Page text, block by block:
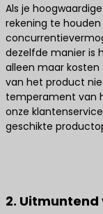
Als je
rekening te
dezelfde manier is
alleen maar
van het product
temperament van
onze
geschikte
2.